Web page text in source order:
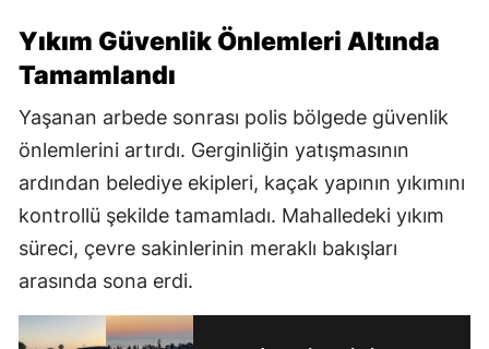
Yıkım Güvenlik Önlemleri Altında
Tamamlandı
Yaşanan arbede sonrası polis bölgede güvenlik
önlemlerini artırdı. Gerginliğin yatışmasının
ardından belediye ekipleri, kaçak yapının yıkımını
kontrollü şekilde tamamladı. Mahalledeki yıkım
süreci, çevre sakinlerinin meraklı bakışları
arasında sona erdi.